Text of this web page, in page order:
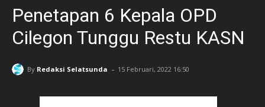
Penetapan 6 Kepala OPD
Cilegon Tunggu Restu KASN
By Redaksi Selatsunda - 15 Februari, 2022 16:50